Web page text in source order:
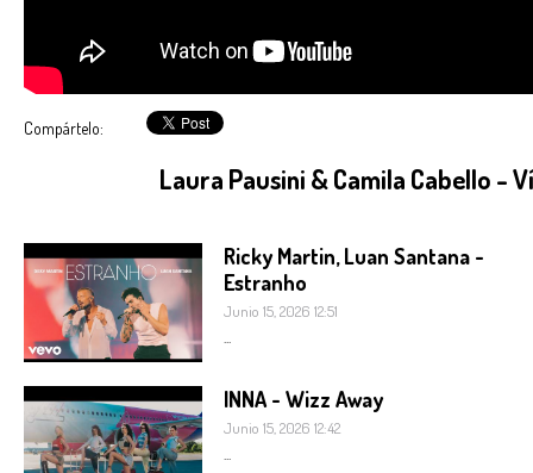
Compártelo:
Laura Pausini & Camila Cabello -
Ricky Martin, Luan Santana -
Estranho
Junio 15, 2026 12:51
INNA - Wizz Away
Junio 15, 2026 12:42